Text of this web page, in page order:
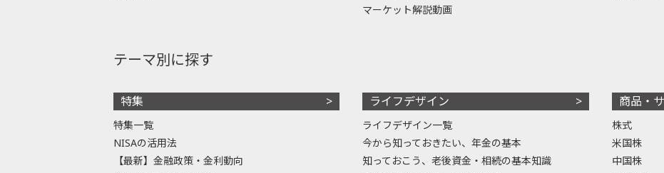
マーケット解説動画
テーマ別に探す
特集
特集一覧
NISAの活用法
【最新】金融政策・金利動向
ライフデザイン
ライフデザイン一覧
今から知っておきたい、年金の基本
知っておこう、老後資金・相続の基本知識
商品・
株式
米国株
中国株